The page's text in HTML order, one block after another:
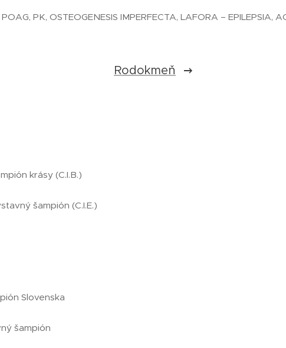
POAG, PK, OSTEOGENESIS IMPERFECTA, LAFORA – EPILEPSIA,
Rodokmeň
krásy (C.I.B.)
šampión (C.I.E.)
Slovenska
šampión